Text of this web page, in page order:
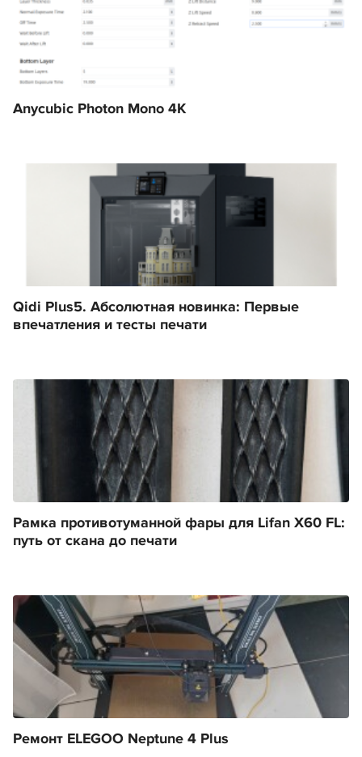
Anycubic Photon Mono 4K
Qidi Plus5. Абсолютная новинка: Первые
впечатления и тесты печати
Рамка противотуманной фары для Lifan X60 FL:
путь от скана до печати
Ремонт ELEGOO Neptune 4 Plus